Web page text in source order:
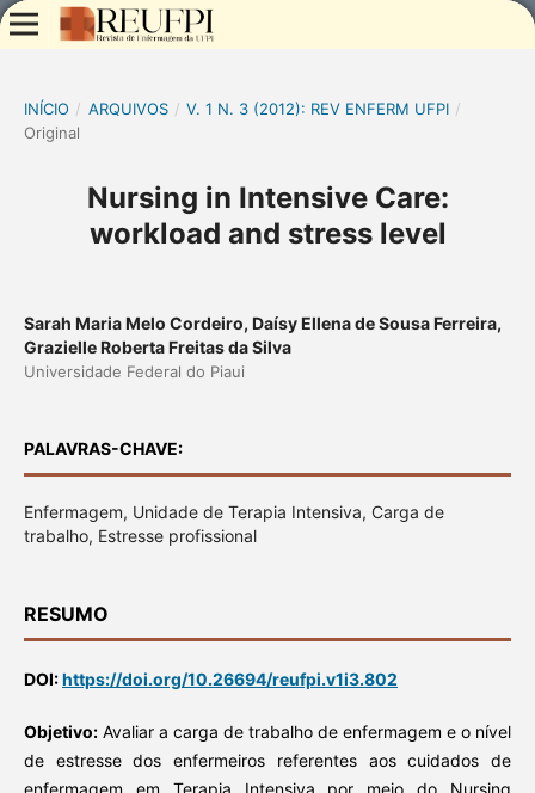
INÍCIO / ARQUIVOS / V. 1 N. 3 (2012): REV ENFERM UFPI /
Original
Nursing in Intensive Care:
workload and stress level
Sarah Maria Melo Cordeiro, Daísy Ellena de Sousa Ferreira,
Grazielle Roberta Freitas da Silva
Universidade Federal do Piaui
PALAVRAS-CHAVE:
Enfermagem, Unidade de Terapia Intensiva, Carga de
trabalho, Estresse profissional
RESUMO
DOI:https://doi.org/10.26694/reufpi.v1i3.802
Objetivo:Avaliar a carga de trabalho de enfermagem e o nível
de estresse dos enfermeiros referentes aos cuidados de
enfermagem em Terapia Intensiva por meio do Nursing